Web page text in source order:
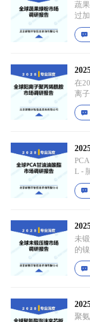
味。
蔬
过
叶
色
等
根
研
在
离
细
深
L -
过
羟
先
一
从
未
的
在
形
力
聚